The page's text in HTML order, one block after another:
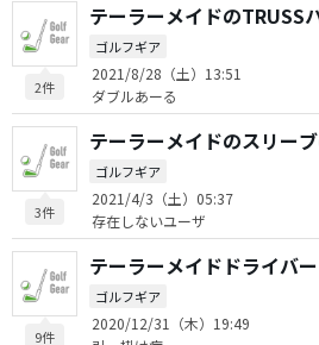
2件
テーラーメイドのTRUSS
ゴルフギア
2021/8/28（土）13:51
ダブルあーる
3件
テーラーメイドのスリー
ゴルフギア
2021/4/3（土）05:37
存在しないユーザ
9件
テーラーメイドドライバー
ゴルフギア
2020/12/31（木）19:49